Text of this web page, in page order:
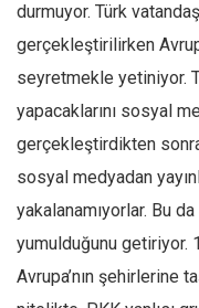
Amina S.
Bağdagül Öz
» Yazar arşivi
Bu Sayı
Tüm Sayılar
Kategoriler
Kültür Sanat
durmuyor. Türk
gerçekleştirilirken
seyretmekle yetiniyor.
yapacaklarını sosyal
gerçekleştirdikten
sosyal medyadan
yakalanamıyorlar. Bu da
yumulduğunu getiriyor.
Avrupa’nın şehirlerine